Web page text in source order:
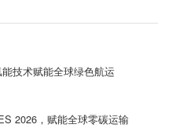
技术赋能全球绿色航运
2026，赋能全球零碳运输